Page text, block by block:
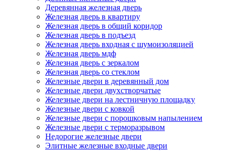
Деревянная железная дверь
Железная дверь в квартиру
Железная дверь в общий коридор
Железная дверь в подъезд
Железная дверь входная с шумоизоляцией
Железная дверь мдф
Железная дверь с зеркалом
Железная дверь со стеклом
Железные двери в деревянный дом
Железные двери двухстворчатые
Железные двери на лестничную площадку
Железные двери с ковкой
Железные двери с порошковым напылением
Железные двери с терморазрывом
Недорогие железные двери
Элитные железные входные двери